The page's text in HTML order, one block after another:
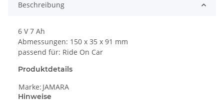
Beschreibung
6 V 7 Ah
Abmessungen: 150 x 35 x 91 mm
passend für: Ride On Car
Produktdetails
Marke: JAMARA
Hinweise